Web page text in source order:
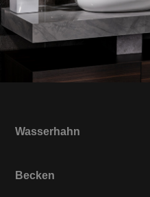
Wasserhahn
Becken